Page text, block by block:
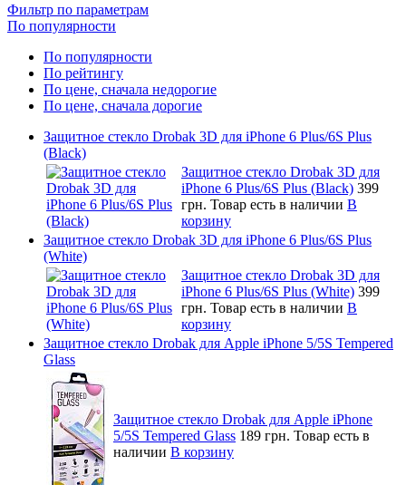
Фильтр по параметрам
По популярности
По популярности
По рейтингу
По цене, сначала недорогие
По цене, сначала дорогие
Защитное стекло Drobak 3D для iPhone 6 Plus/6S Plus
(Black)
Защитное стекло Drobak 3D для
iPhone 6 Plus/6S Plus (Black) 399
грн. Товар есть в наличии В
корзину
Защитное стекло Drobak 3D для iPhone 6 Plus/6S Plus
(White)
Защитное стекло Drobak 3D для
iPhone 6 Plus/6S Plus (White) 399
грн. Товар есть в наличии В
корзину
Защитное стекло Drobak для Apple iPhone 5/5S Tempered
Glass
Защитное стекло Drobak для Apple iPhone
5/5S Tempered Glass 189 грн. Товар есть в
наличии В корзину